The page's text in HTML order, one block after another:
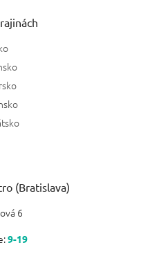
(Bratislava)
6
9-19